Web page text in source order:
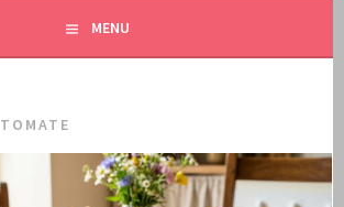
MENU
TOMATE